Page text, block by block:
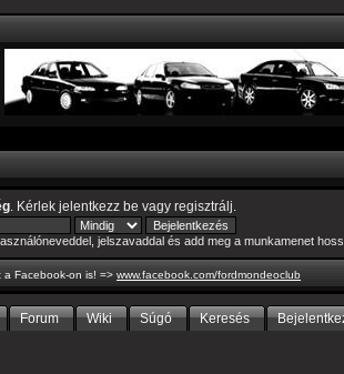
. Kérlek jelentkezz be vagy regisztrálj
jelszavaddal és add meg a munkamenet
a Facebook-on is! => www.facebook.com/fordmondeoclub
Forum Wiki Súgó Keresés